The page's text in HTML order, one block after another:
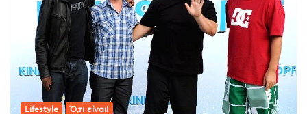
Lifestyle Ό,τι είναι!